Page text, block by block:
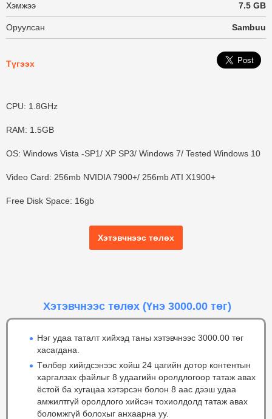
Хэмжээ 7.5 GB
Оруулсан Sambuu
Түгээх
CPU: 1.8GHz
RAM: 1.5GB
OS: Windows Vista -SP1/ XP SP3/ Windows 7/ Tested Windows 10
Video Card: 256mb NVIDIA 7900+/ 256mb ATI X1900+
Free Disk Space: 16gb
Хэтэвчнээс төлөх
Хэтэвчнээс төлөх (Үнэ 3000.00 төг)
Нэг удаа таталт хийхэд таны хэтэвчнээс 3000.00 төг
хасагдана.
Төлбөр хийгдсэнээс хойш 24 цагийн дотор контентын
харгалзах файлыг 8 удаагийн оролдлогоор татаж авах
ёстой ба хугацаа хэтэрсэн болон 8 аас дээш удаа
амжилтгүй оролдлого хийсэн тохиолдолд татаж авах
боломжгүй болохыг анхаарна уу.